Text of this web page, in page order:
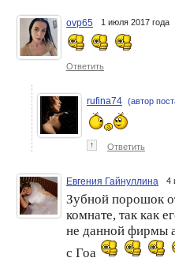
ovp65 1 июля 2017 года
Ответить
rufina74 (автор
↑ Ответить
Евгения Гайнуллина 4
Зубной порошок
комнате, так как
не данной фирмы
с Гоа